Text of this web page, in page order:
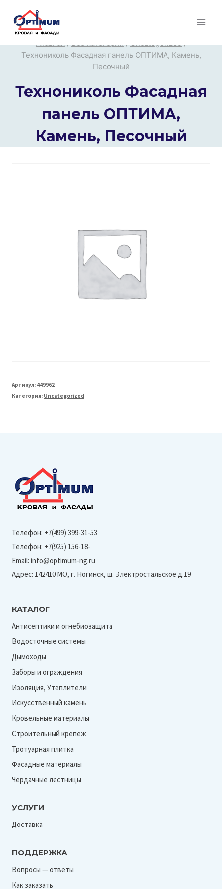
Перейти
Главная / Все категории / Uncategorized /
Технониколь Фасадная панель ОПТИМА, Камень,
Песочный
Технониколь Фасадная
панель ОПТИМА,
Камень, Песочный
Артикул: 449962
Категория: Uncategorized
Телефон: +7(499) 399-31-53
Телефон: +7(925) 156-18-
Email: info@optimum-ng.ru
Адрес: 142410 МО, г. Ногинск, ш. Электростальское д.19
КАТАЛОГ
Антисептики и огнебиозащита
Водосточные системы
Дымоходы
Заборы и ограждения
Изоляция, Утеплители
Искусственный камень
Кровельные материалы
Строительный крепеж
Тротуарная плитка
Фасадные материалы
Чердачные лестницы
УСЛУГИ
Доставка
ПОДДЕРЖКА
Вопросы — ответы
Как заказать